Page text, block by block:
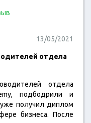
13/05/2021
отдела
отдела
подбодрили и
получил диплом
бизнеса. После